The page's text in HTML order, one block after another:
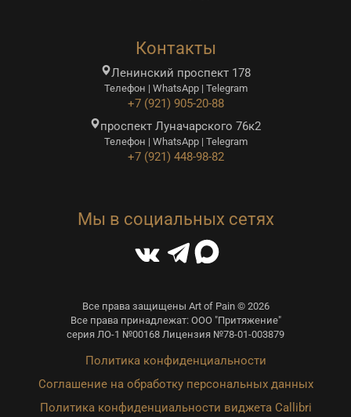
Контакты
Ленинский проспект 178
Телефон | WhatsApp | Telegram
+7 (921) 905-20-88
проспект Луначарского 76к2
Телефон | WhatsApp | Telegram
+7 (921) 448-98-82
Мы в социальных сетях
Все права защищены Art of Pain © 2026
Все права принадлежат: ООО "Притяжение"
серия ЛО-1 №00168 Лицензия №78-01-003879
Политика конфиденциальности
Соглашение на обработку персональных данных
Политика конфиденциальности виджета Callibri